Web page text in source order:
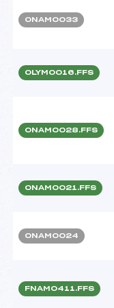
ONAM0033
OLYM0016.FFS
ONAM0028.FFS
ONAM0021.FFS
ONAM0024
FNAM0411.FFS